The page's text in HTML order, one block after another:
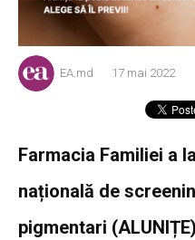
EA.md 17 mai 2022
Farmacia Familiei a
națională de
pigmentari